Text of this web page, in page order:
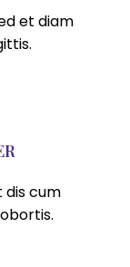
et diam
dis cum